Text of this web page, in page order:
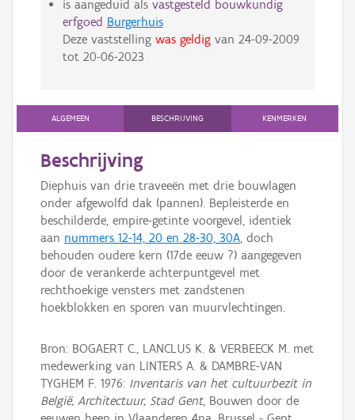
is aangeduid als vastgesteld bouwkundig
erfgoed Burgerhuis
Deze vaststelling was geldigvan 24-09-2009
tot 20-06-2023
ALGEMEEN BESCHRIJVING KENMERKEN
Beschrijving
Diephuis van drie traveeën met drie bouwlagen
onder afgewolfd dak (pannen). Bepleisterde en
beschilderde, empire-getinte voorgevel, identiek
aan nummers 12-14, 20 en 28-30, 30A, doch
behouden oudere kern (17de eeuw ?) aangegeven
door de verankerde achterpuntgevel met
rechthoekige vensters met zandstenen
hoekblokken en sporen van muurvlechtingen.
Bron: BOGAERT C., LANCLUS K. & VERBEECK M. met
medewerking van LINTERS A. & DAMBRE-VAN
TYGHEM F. 1976: Inventaris van het cultuurbezit in
België, Architectuur, Stad Gent, Bouwen door de